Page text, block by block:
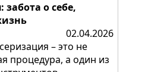
о себе,
02.04.2026
– это не
процедура, а один из